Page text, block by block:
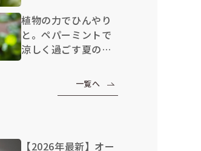
植物の力でひんやり
と。ペパーミントで
涼しく過ごす夏のセ
一覧へ
【2026年最新】オー